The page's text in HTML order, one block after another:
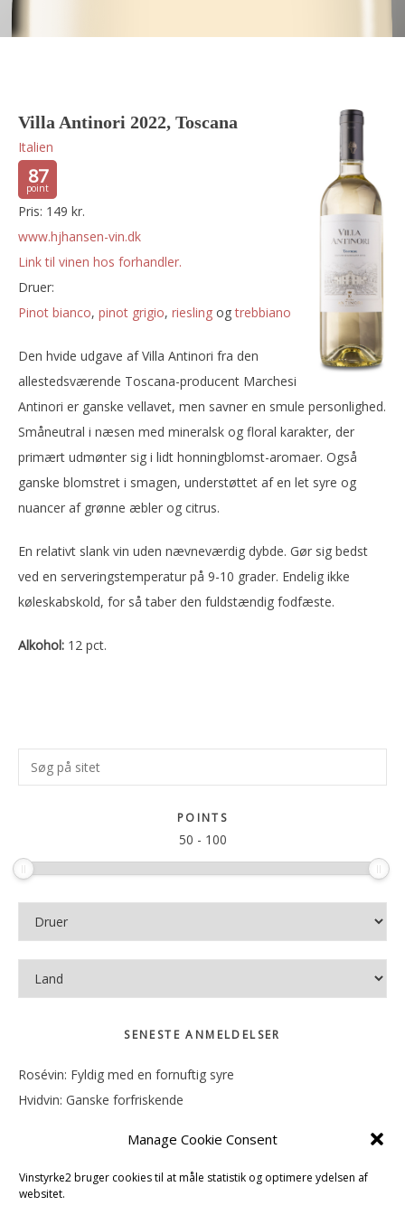
Manage Cookie Consent
Vinstyrke2 bruger cookies til at måle statistik og optimere ydelsen af
websitet.
Villa Antinori 2022, Toscana
Italien
87
Pris: 149 kr.
www.hjhansen-vin.dk
Link til vinen hos forhandler.
Druer:
pinot bianco, pinot grigio, riesling ogtrebbiano
Den hvide udgave af Villa Antinori fra den
allestedsværende Toscana-producent Marchesi
Antinori er ganske vellavet, men savner en smule personlighed.
Småneutral i næsen med mineralsk og floral karakter, der
primært udmønter sig i lidt honningblomst-aromaer. Også
ganske blomstret i smagen, understøttet af en let syre og
nuancer af grønne æbler og citrus.
En relativt slank vin uden nævneværdig dybde. Gør sig bedst
ved en serveringstemperatur på 9-10 grader. Endelig ikke
køleskabskold, for så taber den fuldstændig fodfæste.
Alkohol: 12 pct.
Primær
Sidebar
Søg
på
POINTS
50 - 100
SENESTE ANMELDELSER
Rosévin: Fyldig med en fornuftig syre
Hvidvin: Ganske forfriskende
Hvidvin: Smørfedme og tropisk sødme
Rosévin: Blød, rund og sødladen